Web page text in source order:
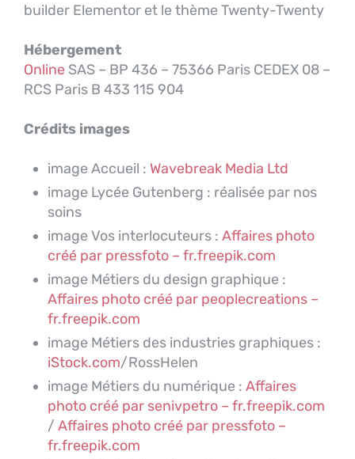
builder Elementor et le thème Twenty-Twenty
Hébergement
Online SAS – BP 436 – 75366 Paris CEDEX 08 –
RCS Paris B 433 115 904
Crédits images
image Accueil : Wavebreak Media Ltd
image Lycée Gutenberg : réalisée par nos
soins
image Vos interlocuteurs : Affaires photo
créé par pressfoto – fr.freepik.com
image Métiers du design graphique :
Affaires photo créé par peoplecreations –
fr.freepik.com
image Métiers des industries graphiques :
iStock.com/RossHelen
image Métiers du numérique : Affaires
photo créé par senivpetro – fr.freepik.com
/ Affaires photo créé par pressfoto –
fr.freepik.com